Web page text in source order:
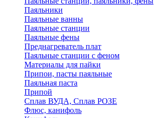
Паяльники
Паяльные ванны
Паяльные станции
Паяльные фены
Преднагреватель плат
Паяльные станции с феном
Материалы для пайки
Припои, пасты паяльные
Паяльная паста
Припой
Сплав ВУДА, Сплав РОЗЕ
Флюс, канифоль